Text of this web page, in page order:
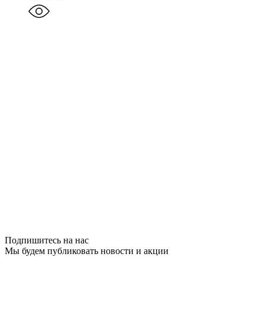
Подпишитесь на нас
Мы будем публиковать новости и акции